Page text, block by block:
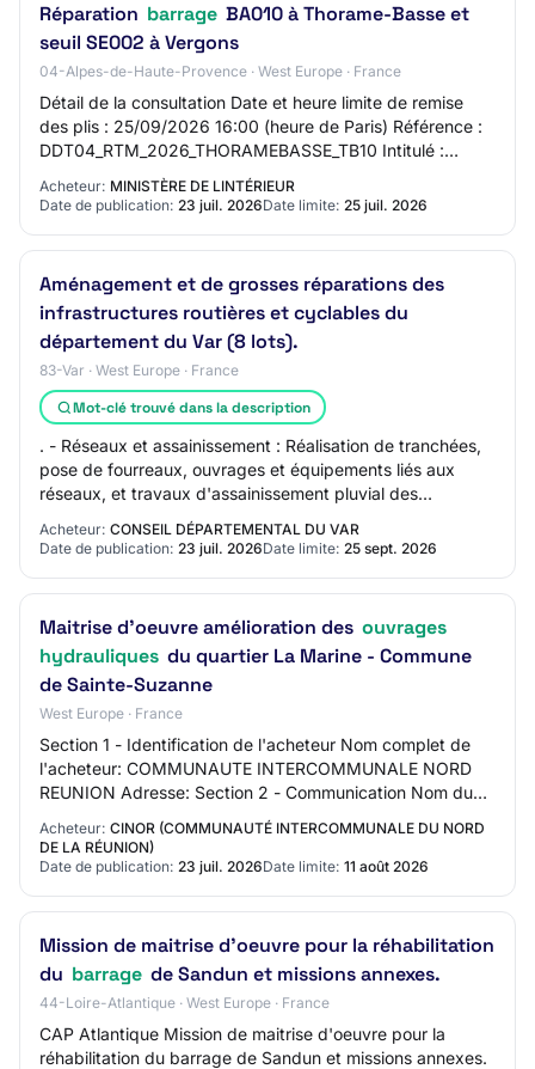
Réparation barrage BA010 à Thorame-Basse et
seuil SE002 à Vergons
04-Alpes-de-Haute-Provence · West Europe · France
Détail de la consultation Date et heure limite de remise
des plis : 25/09/2026 16:00 (heure de Paris) Référence :
DDT04_RTM_2026_THORAMEBASSE_TB10 Intitulé :
Réparation barrage BA010 à Thorame-Basse…
Acheteur: MINISTÈRE DE LINTÉRIEUR
Date de publication: 23 juil. 2026Date limite: 25 juil. 2026
Aménagement et de grosses réparations des
infrastructures routières et cyclables du
département du Var (8 lots).
83-Var · West Europe · France
Mot-clé trouvé dans la description
. - Réseaux et assainissement : Réalisation de tranchées,
pose de fourreaux, ouvrages et équipements liés aux
réseaux, et travaux d'assainissement pluvial des
infrastructures (gestion des eaux, fossé…
Acheteur: CONSEIL DÉPARTEMENTAL DU VAR
Date de publication: 23 juil. 2026Date limite: 25 sept. 2026
Maitrise d'oeuvre amélioration des ouvrages
hydrauliques du quartier La Marine - Commune
de Sainte-Suzanne
West Europe · France
Section 1 - Identification de l'acheteur Nom complet de
l'acheteur: COMMUNAUTE INTERCOMMUNALE NORD
REUNION Adresse: Section 2 - Communication Nom du
contact: N/C Adresse mail du contact: N/C Numéro d…
Acheteur: CINOR (COMMUNAUTÉ INTERCOMMUNALE DU NORD
DE LA RÉUNION)
Date de publication: 23 juil. 2026Date limite: 11 août 2026
Mission de maitrise d'oeuvre pour la réhabilitation
du barrage de Sandun et missions annexes.
44-Loire-Atlantique · West Europe · France
CAP Atlantique Mission de maitrise d'oeuvre pour la
réhabilitation du barrage de Sandun et missions annexes.